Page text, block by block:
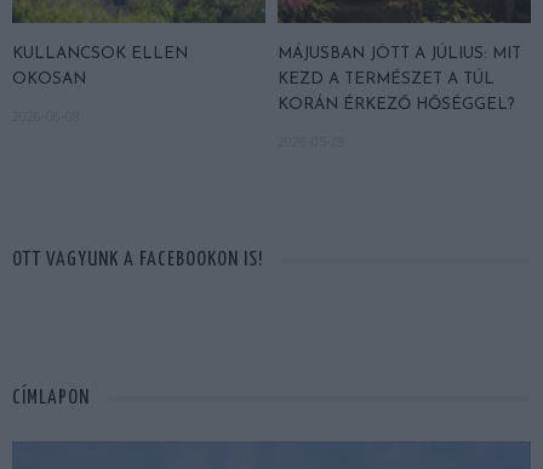
KULLANCSOK ELLEN
OKOSAN
MÁJUSBAN JÖTT A JÚLIUS: MIT
KEZD A TERMÉSZET A TÚL
KORÁN ÉRKEZŐ HŐSÉGGEL?
OTT VAGYUNK A FACEBOOKON IS!
CÍMLAPON